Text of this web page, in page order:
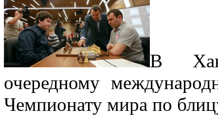
В
очередному
Чемпионату мира по